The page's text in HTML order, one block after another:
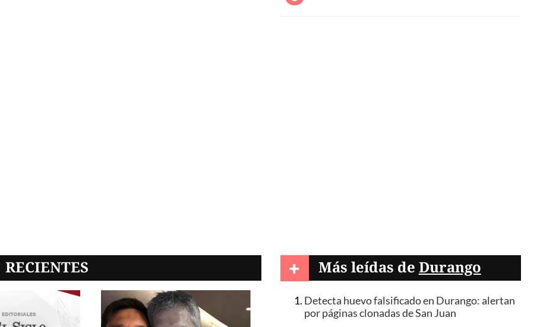
RECIENTES + Más leídas de Durango
Detecta huevo falsificado en Durango: alertan
por páginas clonadas de San Juan